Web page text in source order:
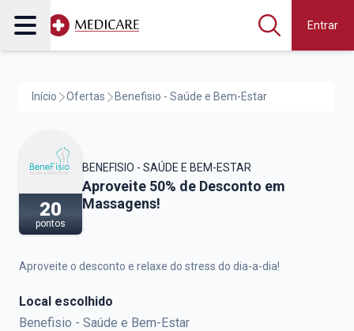
Entrar
Início Ofertas Benefisio - Saúde e Bem-Estar
20
pontos
BENEFISIO - SAÚDE E BEM-ESTAR
Benefisio - Saúde e Bem-Estar,
Aproveite 50% de Desconto em
Massagens!
Aproveite o desconto e relaxe do stress do dia-a-dia!
Local escolhido
Benefisio - Saúde e Bem-Estar